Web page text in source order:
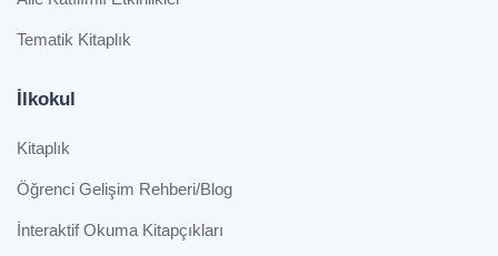
Tematik Kitaplık
İlkokul
Kitaplık
Öğrenci Gelişim Rehberi/Blog
İnteraktif Okuma Kitapçıkları